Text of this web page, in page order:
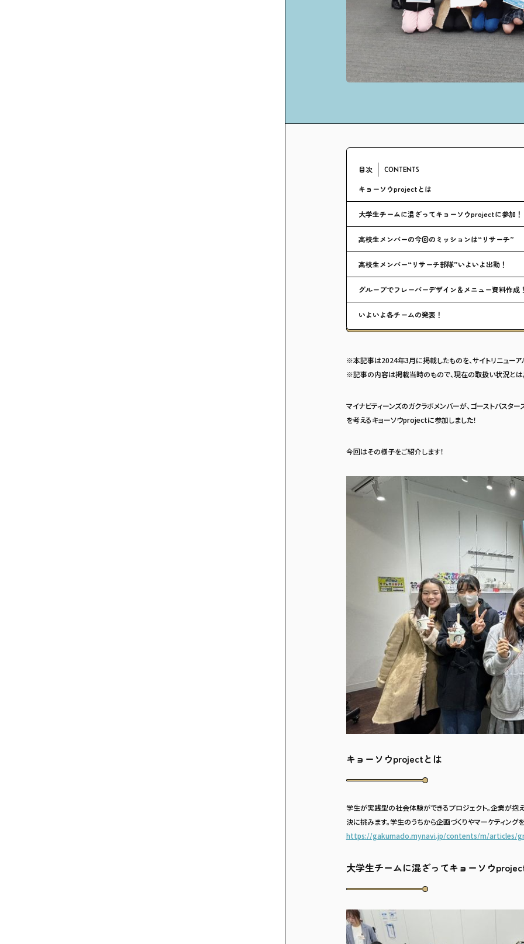
目次 CONTENTS
キョーソウprojectとは
大学生チームに混ざってキョーソウprojectに参加！
高校生メンバーの今回のミッションは“リサーチ”
高校生メンバー“リサーチ部隊”いよいよ出動！
グループでフレーバーデザイン＆メニュー資料作成
いよいよ各チームの発表！
※本記事は2024年3月に掲載したものを、サイトリニューア
※記事の内容は掲載当時のもので、現在の取扱い状況とは
マイナビティーンズのガクラボメンバーが、ゴーストバスタ
を考えるキョーソウprojectに参加しました！
今回はその様子をご紹介します！
キョーソウprojectとは
学生が実践型の社会体験ができるプロジェクト。企業が抱
決に挑みます。学生のうちから企画づくりやマーケティング
https://gakumado.mynavi.jp/contents/m/articles/
大学生チームに混ざってキョーソウ